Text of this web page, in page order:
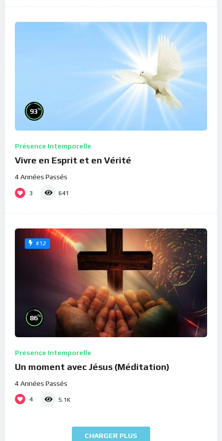
93%
Présence Intemporelle
Vivre en Esprit et en Vérité
4 Années Passés
3 641
#12
86%
Présence Intemporelle
Un moment avec Jésus (Méditation)
4 Années Passés
4 5.1K
CHARGER PLUS